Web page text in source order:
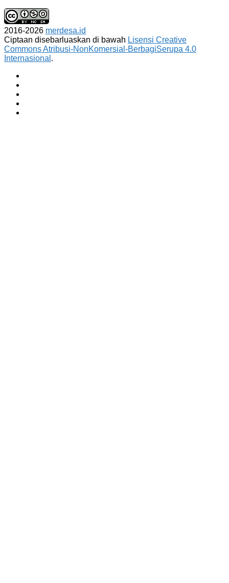
2016-2026 merdesa.id
Ciptaan disebarluaskan di bawah Lisensi Creative
Commons Atribusi-NonKomersial-BerbagiSerupa 4.0
Internasional .